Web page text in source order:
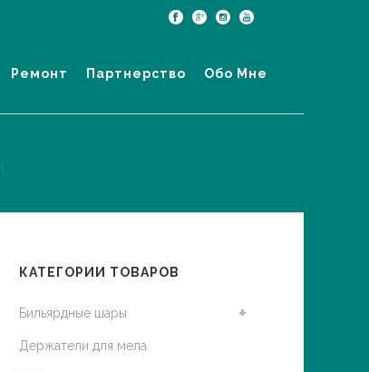
Ремонт Партнерство Обо Мне
КАТЕГОРИИ ТОВАРОВ
Бильярдные шары
Держатели для мела